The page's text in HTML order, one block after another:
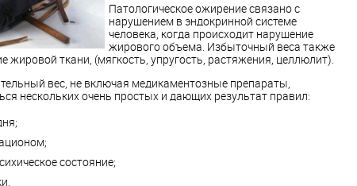
Патологическое ожирение связано с
нарушением в эндокринной системе
человека, когда происходит нарушение
жирового объема. Избыточный веса также
жировой ткани, (мягкость, упругость, растяжения, целлюлит).
вес, не включая медикаментозные препараты,
нескольких очень простых и дающих результат правил:
состояние;